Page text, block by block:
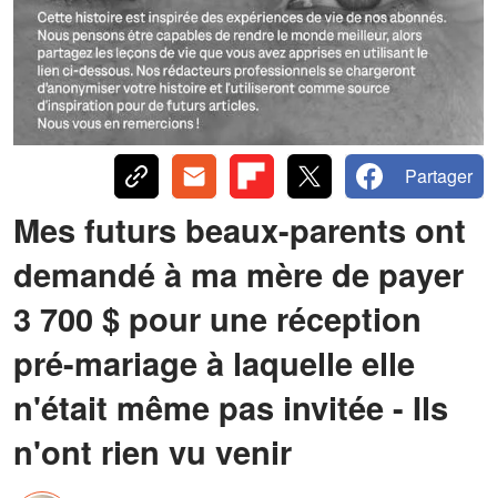
Partager
Mes futurs beaux-parents ont
demandé à ma mère de payer
3 700 $ pour une réception
pré-mariage à laquelle elle
n'était même pas invitée - Ils
n'ont rien vu venir